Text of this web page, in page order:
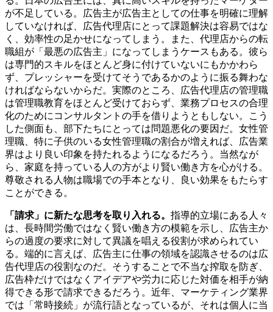
が不足している。広告主が広告主としての仕事を明確に理解
していなければ、広告代理店にとって課題解決は容易ではな
く、効率性の足かせになってしまう。また、代理店からの転
職組が「最悪の広告主」になってしまうケースもある。彼ら
は専門的スキルをほとんど身に付けていないにもかかわら
ず、プレッシャーを受けてそうであるかのように振る舞わな
ければならないからだ。実際のところ、広告代理店の管理職
は管理職教育をほとんど受けておらず、業務プロセスの合理
化のためにコンサルタントの手を借りようともしない。こう
した側面も、部下たちにとっては問題悪化の要因だ。女性管
理職、特に子供のいる女性管理職の割合が増えれば、広告業
界はより良い印象を持たれるようになるだろう。当然なが
ら、家庭を持っている人の方がより賢い働き方を心がける。
尊敬される人物は職場での手本となり、良い効果をもたらす
ことができる。
「請求」に新たな思考を取り入れる。 指導的立場にある人々
は、長時間労働ではなく賢い働き方の模範を示し、広告主か
らの過度の要求に対して異議を唱える役割が求められてい
る。端的に言えば、広告主に仕事の領域を認識させるのは広
告代理店の役割なのだ。そうすることで不当な搾取を防ぎ、
広告枠だけではなくアイデアや労力に応じた対価を相手が納
得できる形で請求できるだろう。近年、マーケティング業界
では「常時接続」が流行語となっているが、それは個人に当